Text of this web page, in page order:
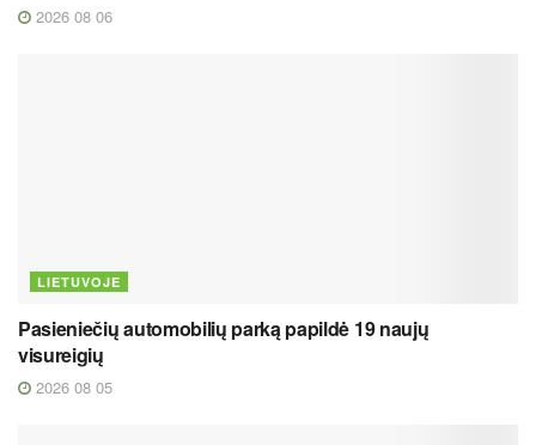
2026 08 06
LIETUVOJE
Pasieniečių automobilių parką papildė 19 naujų
visureigių
2026 08 05